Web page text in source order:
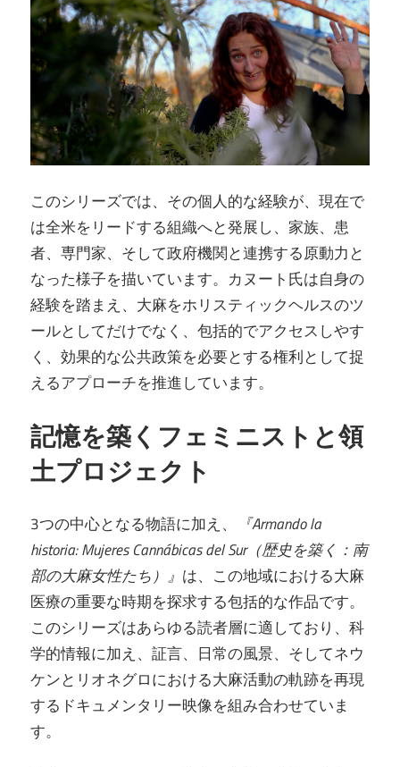
このシリーズでは、その個人的な経験が、現在で
は全米をリードする組織へと発展し、家族、患
者、専門家、そして政府機関と連携する原動力と
なった様子を描いています。カヌート氏は自身の
経験を踏まえ、大麻をホリスティックヘルスのツ
ールとしてだけでなく、包括的でアクセスしやす
く、効果的な公共政策を必要とする権利として捉
えるアプローチを推進しています。
記憶を築くフェミニストと領
土プロジェクト
3つの中心となる物語に加え、
『Armando la
historia: Mujeres Cannábicas del Sur（歴史を築く：南
部の大麻女性たち）』 は、この地域における大麻
医療の重要な時期を探求する包括的な作品です。
このシリーズはあらゆる読者層に適しており、科
学的情報に加え、証言、日常の風景、そしてネウ
ケンとリオネグロにおける大麻活動の軌跡を再現
するドキュメンタリー映像を組み合わせていま
す。